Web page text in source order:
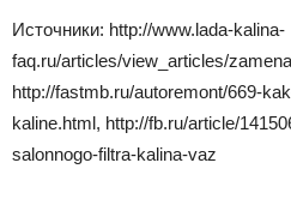
Источники: http://www.lada-kalina-
faq.ru/articles/view_articles/
http://fastmb.ru/autoremont/669-
kaline.html, http://fb.ru/article/
salonnogo-filtra-kalina-vaz